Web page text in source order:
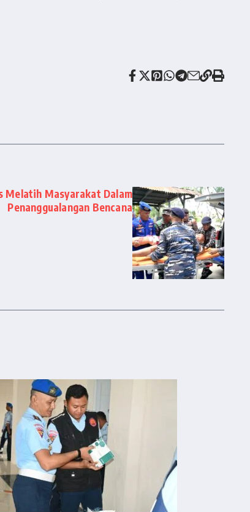
Melatih Masyarakat Dalam
Penanggualangan Bencana